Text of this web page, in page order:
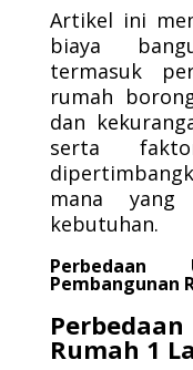
Artikel ini
biaya
termasuk
rumah
dan
serta
mana yang
kebutuhan.
Pembangunan
Rumah 1